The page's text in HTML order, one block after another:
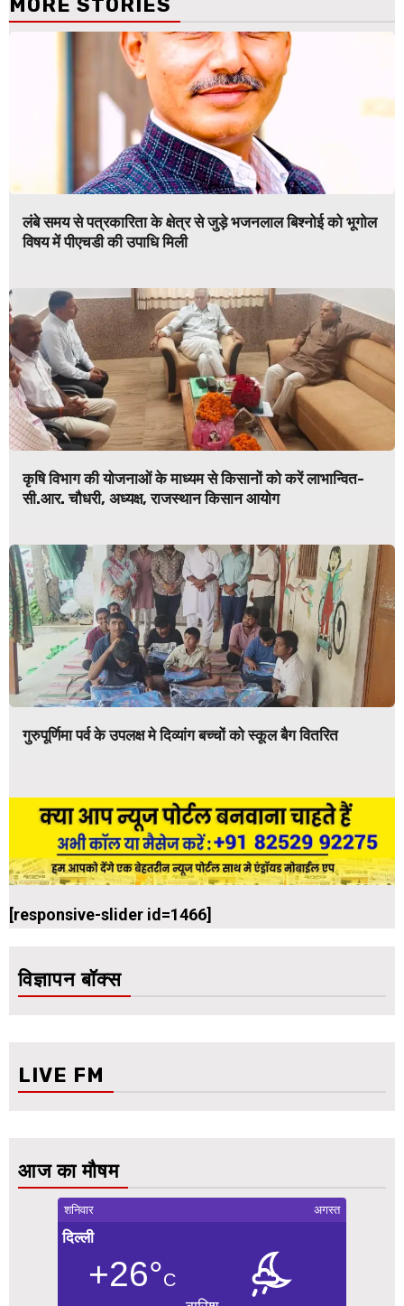
MORE STORIES
लंबे समय से पत्रकारिता के क्षेत्र से जुड़े भजनलाल बिश्नोई को भूगोल
विषय में पीएचडी की उपाधि मिली
कृषि विभाग की योजनाओं के माध्यम से किसानों को करें लाभान्वित-
सी.आर. चौधरी, अध्यक्ष, राजस्थान किसान आयोग
गुरुपूर्णिमा पर्व के उपलक्ष मे दिव्यांग बच्चों को स्कूल बैग वितरित
[responsive-slider id=1466]
विज्ञापन बॉक्स
LIVE FM
आज का मौषम
शनिवार अगस्त
दिल्ली
+26°C